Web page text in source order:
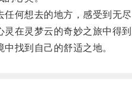
想去的地方，感受到无尽
在灵梦云的奇妙之旅中得到
找到自己的舒适之地。